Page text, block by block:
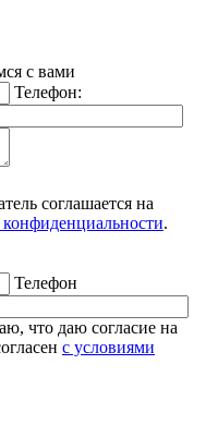
с вами
Телефон:
соглашается на
.
Телефон
что даю согласие на
с условиями